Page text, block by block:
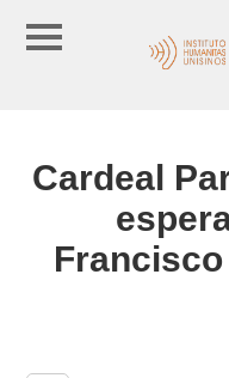
Cardeal